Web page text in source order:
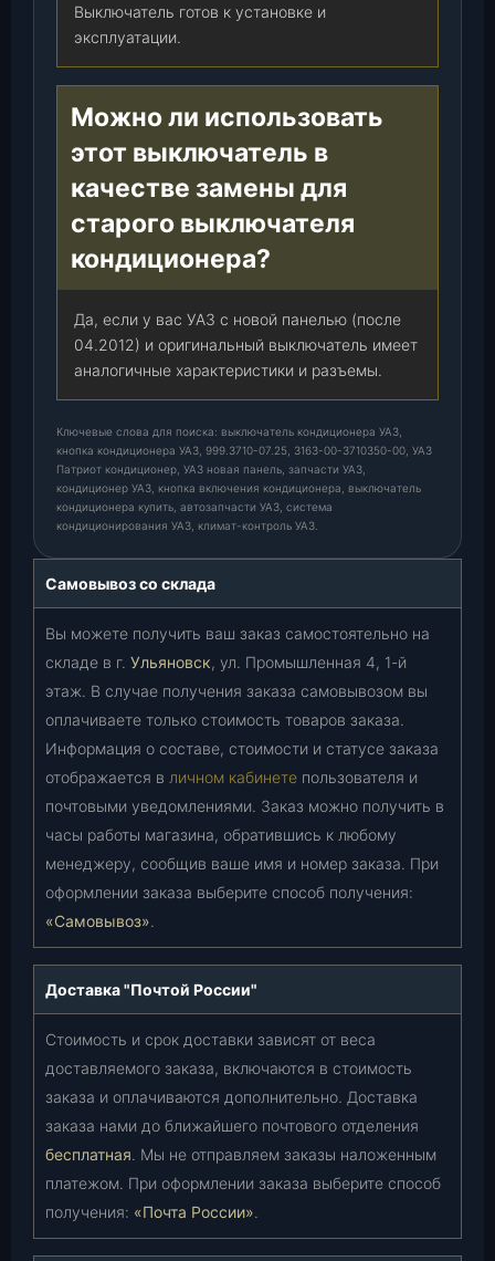
Выключатель готов к установке и
эксплуатации.
Можно ли использовать
этот выключатель в
качестве замены для
старого выключателя
кондиционера?
Да, если у вас УАЗ с новой панелью (после
04.2012) и оригинальный выключатель имеет
аналогичные характеристики и разъемы.
Ключевые слова для поиска: выключатель кондиционера УАЗ,
кнопка кондиционера УАЗ, 999.3710-07.25, 3163-00-3710350-00, УАЗ
Патриот кондиционер, УАЗ новая панель, запчасти УАЗ,
кондиционер УАЗ, кнопка включения кондиционера, выключатель
кондиционера купить, автозапчасти УАЗ, система
кондиционирования УАЗ, климат-контроль УАЗ.
Самовывоз со склада
Вы можете получить ваш заказ самостоятельно на
складе в г. Ульяновск, ул. Промышленная 4, 1-й
этаж. В случае получения заказа самовывозом вы
оплачиваете только стоимость товаров заказа.
Информация о составе, стоимости и статусе заказа
отображается в личном кабинете пользователя и
почтовыми уведомлениями. Заказ можно получить в
часы работы магазина, обратившись к любому
менеджеру, сообщив ваше имя и номер заказа. При
оформлении заказа выберите способ получения:
«Самовывоз».
Доставка "Почтой России"
Стоимость и срок доставки зависят от веса
доставляемого заказа, включаются в стоимость
заказа и оплачиваются дополнительно. Доставка
заказа нами до ближайшего почтового отделения
бесплатная. Мы не отправляем заказы наложенным
платежом. При оформлении заказа выберите способ
получения: «Почта России».